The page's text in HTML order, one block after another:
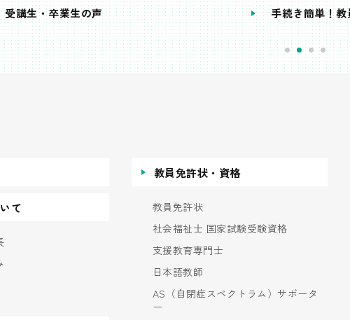
受講生・卒業生の声 手続き簡単！
て
教員免許状・資格
教員免許状
社会福祉士 国家試験受験資格
支援教育専門士
日本語教師
AS（自閉症スペクトラム）サポータ
ー